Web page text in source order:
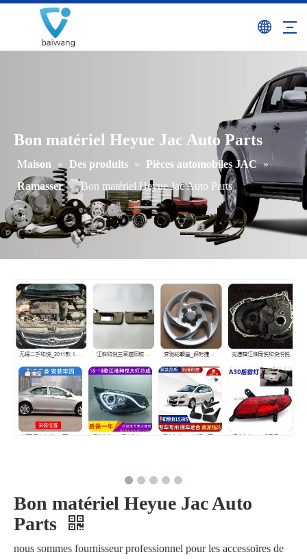
Bon matériel Heyue Jac Auto Parts
Maison » Des produits » Pièces automobiles JAC »
Ramasser » Bon matériel Heyue Jac Auto Parts
Bon matériel Heyue Jac Auto
Parts
nous sommes fournisseur professionnel pour les accessoires de